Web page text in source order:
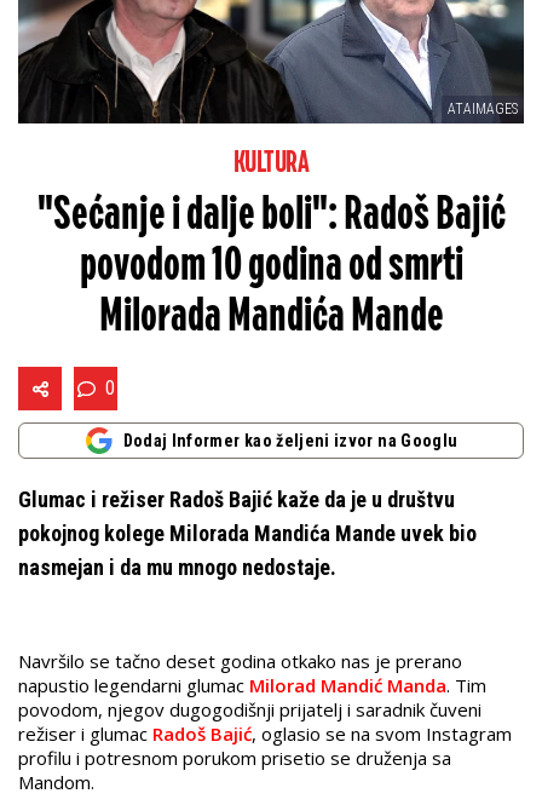
ATAIMAGES
KULTURA
"Sećanje i dalje boli": Radoš Bajić
povodom 10 godina od smrti
Milorada Mandića Mande
0
Dodaj Informer kao željeni izvor na Googlu
Glumac i režiser Radoš Bajić kaže da je u društvu
pokojnog kolege Milorada Mandića Mande uvek bio
nasmejan i da mu mnogo nedostaje.
Navršilo se tačno deset godina otkako nas je prerano
napustio legendarni glumac Milorad Mandić Manda. Tim
povodom, njegov dugogodišnji prijatelj i saradnik čuveni
režiser i glumac Radoš Bajić, oglasio se na svom Instagram
profilu i potresnom porukom prisetio se druženja sa
Mandom.